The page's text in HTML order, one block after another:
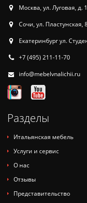
Москва, ул. Луговая, д.
Сочи, ул. Пластунская,
Екатеринбург ул.
+7 (495) 211-11-70
info@mebelvnalichii.ru
Разделы
Итальянская мебель
Услуги и сервис
О нас
Отзывы
Представительство